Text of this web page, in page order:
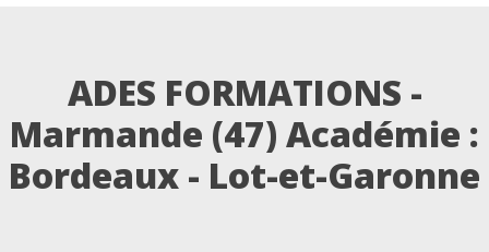
ADES FORMATIONS -
Marmande (47) Académie :
Bordeaux - Lot-et-Garonne